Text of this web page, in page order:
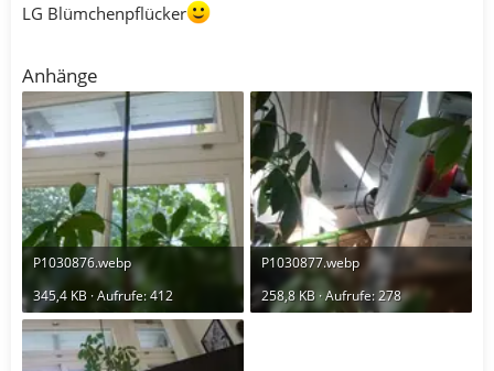
LG Blümchenpflücker
Anhänge
P1030876.webp
345,4 KB · Aufrufe: 412
P1030877.webp
258,8 KB · Aufrufe: 278